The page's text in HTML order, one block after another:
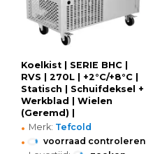
Koelkist | SERIE BHC |
RVS | 270L | +2°C/+8°C |
Statisch | Schuifdeksel +
Werkblad | Wielen
(Geremd) |
1005x565x930(h)mm
• Merk: Tefcold
• voorraad controleren